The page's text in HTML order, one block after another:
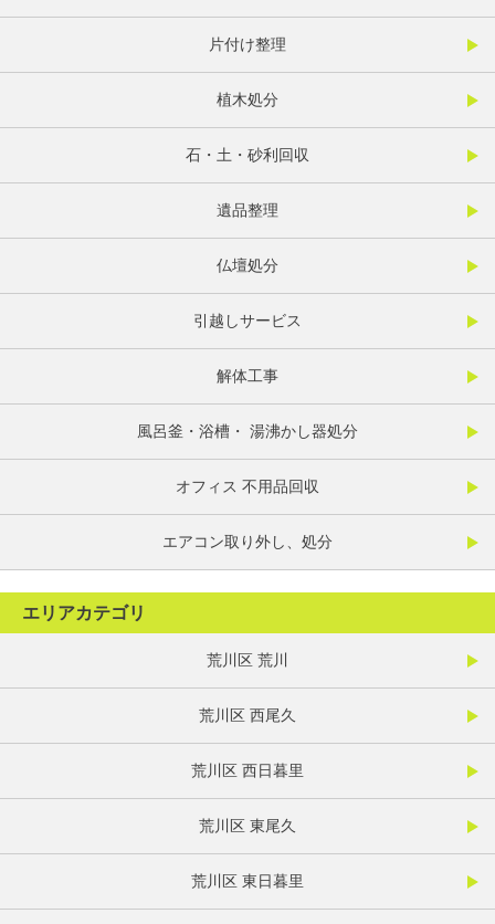
片付け整理
植木処分
石・土・砂利回収
遺品整理
仏壇処分
引越しサービス
解体工事
風呂釜・浴槽・ 湯沸かし器処分
オフィス 不用品回収
エアコン取り外し、処分
エリアカテゴリ
荒川区 荒川
荒川区 西尾久
荒川区 西日暮里
荒川区 東尾久
荒川区 東日暮里